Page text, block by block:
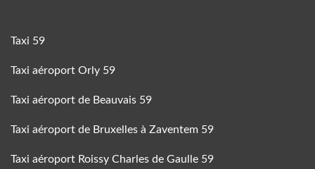
Taxi 59
Taxi aéroport Orly 59
Taxi aéroport de Beauvais 59
Taxi aéroport de Bruxelles à Zaventem 59
Taxi aéroport Roissy Charles de Gaulle 59